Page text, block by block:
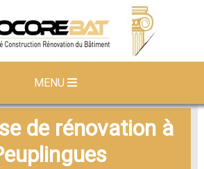
MENU
de rénovation à